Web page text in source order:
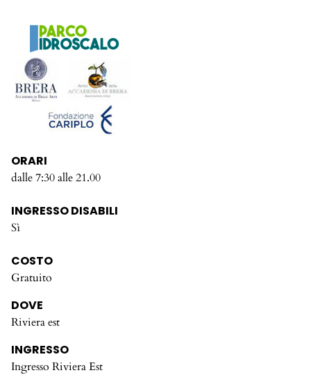
ORARI
dalle 7:30 alle 21.00
INGRESSO DISABILI
Sì
COSTO
Gratuito
DOVE
Riviera est
INGRESSO
Ingresso Riviera Est